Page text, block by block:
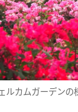
ルカムガーデンの